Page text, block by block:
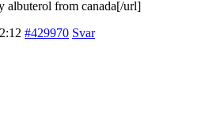
albuterol from canada[/url]
#429970 Svar